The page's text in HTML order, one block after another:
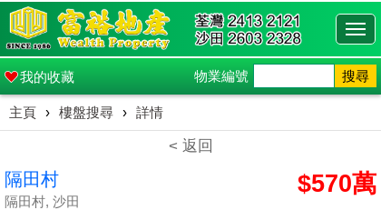
我的收藏 物業編號 搜尋
主頁 › 樓盤搜尋 › 詳情
< 返回
隔田村
隔田村, 沙田
$570萬